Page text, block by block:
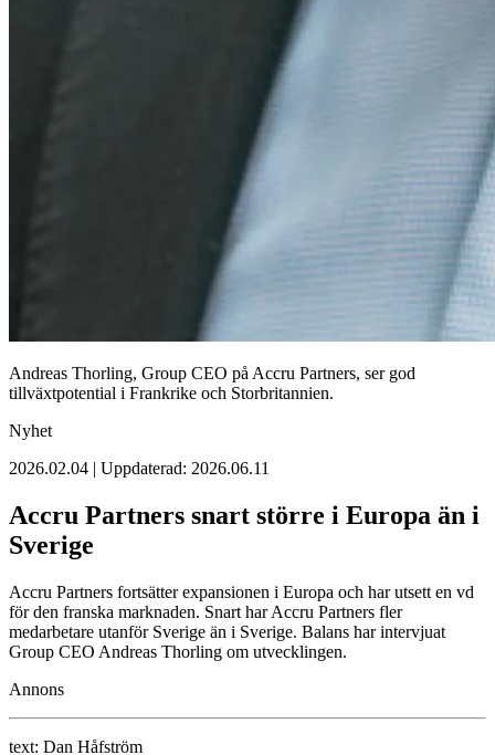
Andreas Thorling, Group CEO på Accru Partners, ser god
tillväxtpotential i Frankrike och Storbritannien.
Nyhet
2026.02.04 | Uppdaterad: 2026.06.11
Accru Partners snart större i Europa än i
Sverige
Accru Partners fortsätter expansionen i Europa och har utsett en vd
för den franska marknaden. Snart har Accru Partners fler
medarbetare utanför Sverige än i Sverige. Balans har intervjuat
Group CEO Andreas Thorling om utvecklingen.
Annons
text: Dan Håfström